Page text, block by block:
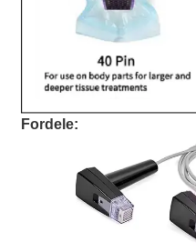
Fordele: